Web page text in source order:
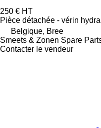
250 € HT
Pièce détachée - vérin
Belgique, Bree
Smeets & Zonen Spare
Contacter le vendeur